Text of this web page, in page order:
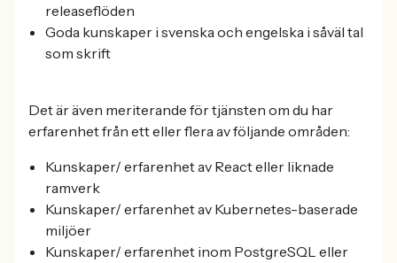
releaseflöden
Goda kunskaper i svenska och engelska i såväl tal
som skrift
Det är även meriterande för tjänsten om du har
erfarenhet från ett eller flera av följande områden:
Kunskaper/ erfarenhet av React eller liknade
ramverk
Kunskaper/ erfarenhet av Kubernetes-baserade
miljöer
Kunskaper/ erfarenhet inom PostgreSQL eller